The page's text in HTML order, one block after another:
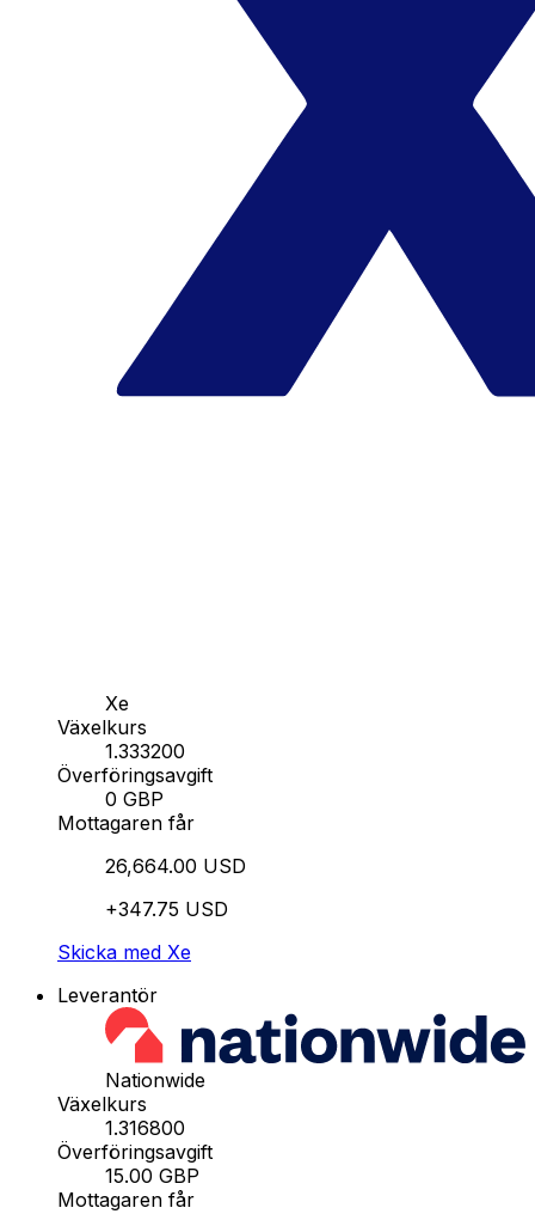
Xe
Växelkurs
1.333200
Överföringsavgift
0 GBP
Mottagaren får
26,664.00 USD
+347.75 USD
Skicka med Xe
Leverantör
Nationwide
Växelkurs
1.316800
Överföringsavgift
15.00 GBP
Mottagaren får